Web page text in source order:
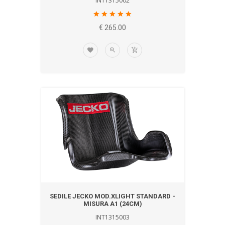
€ 265.00
SEDILE JECKO MOD.XLIGHT STANDARD -
MISURA A1 (24CM)
INT1315003